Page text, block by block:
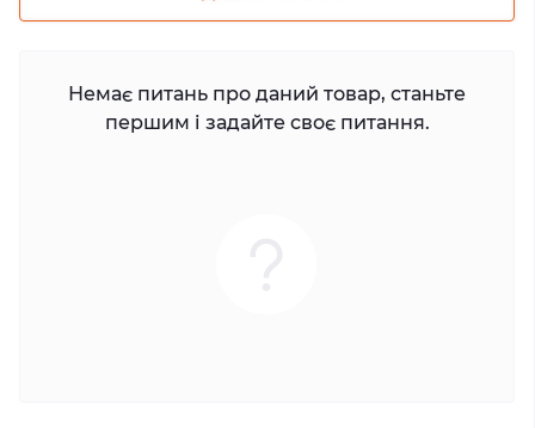
Немає питань про даний товар, станьте
першим і задайте своє питання.